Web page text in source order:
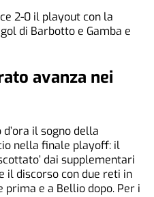
2-0 il playout con la
di Barbotto e Gamba e
avanza nei
il sogno della
nella finale playoff: il
dai supplementari
il discorso con due reti in
prima e a Bellio dopo. Per i